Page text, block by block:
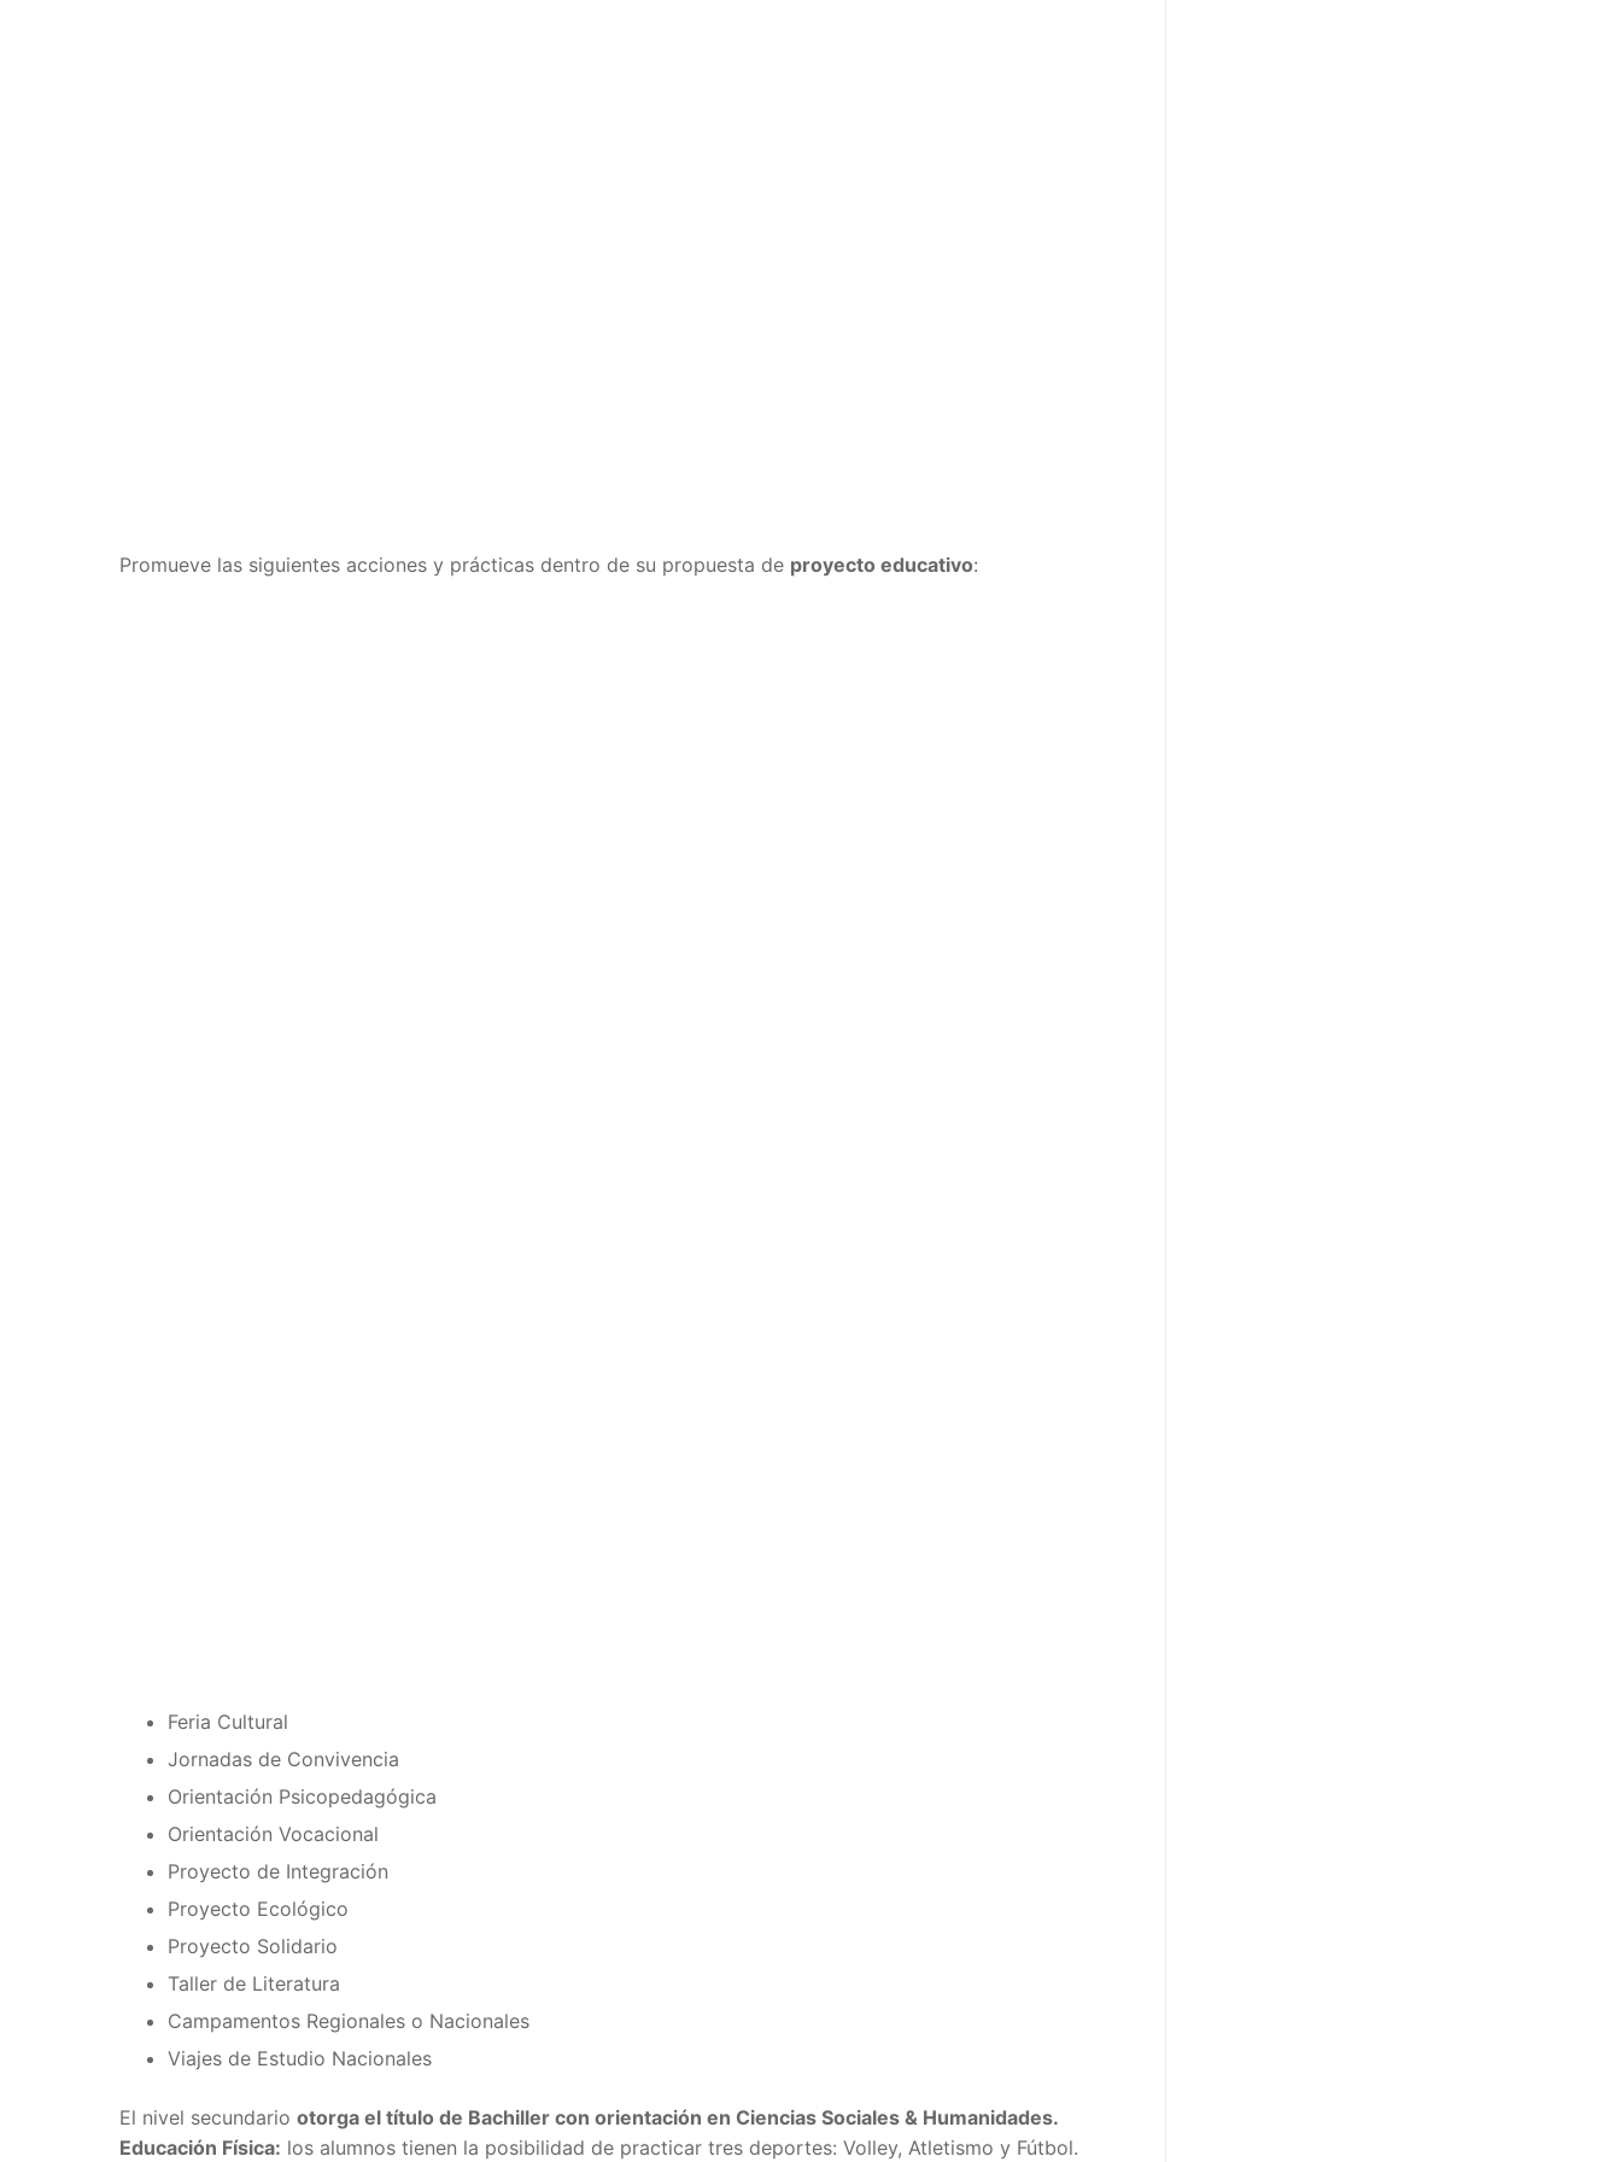
Promueve las siguientes acciones y prácticas dentro de su propuesta de proyecto educativo:
Feria Cultural
Jornadas de Convivencia
Orientación Psicopedagógica
Orientación Vocacional
Proyecto de Integración
Proyecto Ecológico
Proyecto Solidario
Taller de Literatura
Campamentos Regionales o Nacionales
Viajes de Estudio Nacionales
El nivel secundario otorga el título de Bachiller con orientación en Ciencias Sociales & Humanidades.
Educación Física: los alumnos tienen la posibilidad de practicar tres deportes: Volley, Atletismo y Fútbol.